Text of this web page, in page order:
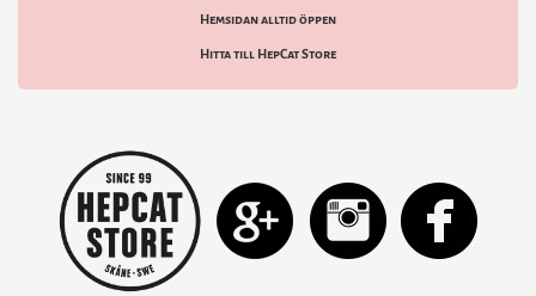
Hemsidan alltid öppen
Hitta till HepCat Store